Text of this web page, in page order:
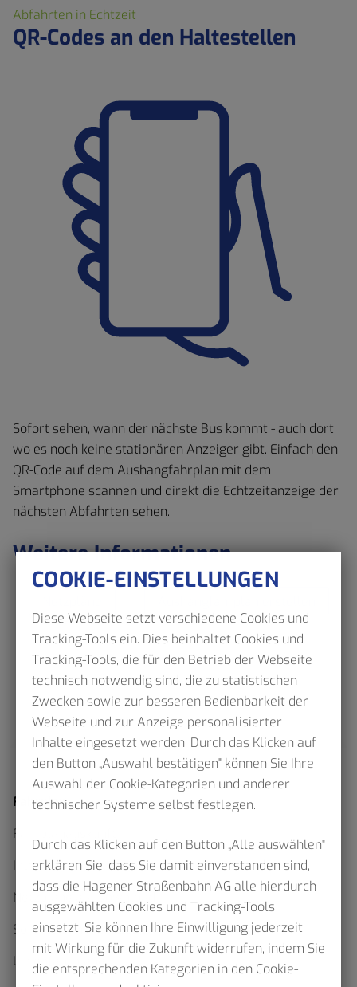
Abfahrten in Echtzeit
QR-Codes an den Haltestellen
Sofort sehen, wann der nächste Bus kommt - auch dort,
wo es noch keine stationären Anzeiger gibt. Einfach den
QR-Code auf dem Aushangfahrplan mit dem
Smartphone scannen und direkt die Echtzeitanzeige der
nächsten Abfahrten sehen.
Weitere Informationen
Fahrplan
Fahrplanauskunft
Interaktiver Netzplan
Netzpläne als Download
Sommerfahrplan 2026
Linienfahrpläne
COOKIE-EINSTELLUNGEN
Diese Webseite setzt verschiedene Cookies und
Tracking-Tools ein. Dies beinhaltet Cookies und
Tracking-Tools, die für den Betrieb der Webseite
technisch notwendig sind, die zu statistischen
Zwecken sowie zur besseren Bedienbarkeit der
Webseite und zur Anzeige personalisierter
Inhalte eingesetzt werden. Durch das Klicken auf
den Button „Auswahl bestätigen" können Sie Ihre
Auswahl der Cookie-Kategorien und anderer
technischer Systeme selbst festlegen.
Durch das Klicken auf den Button „Alle auswählen"
erklären Sie, dass Sie damit einverstanden sind,
dass die Hagener Straßenbahn AG alle hierdurch
ausgewählten Cookies und Tracking-Tools
einsetzt. Sie können Ihre Einwilligung jederzeit
mit Wirkung für die Zukunft widerrufen, indem Sie
die entsprechenden Kategorien in den Cookie-